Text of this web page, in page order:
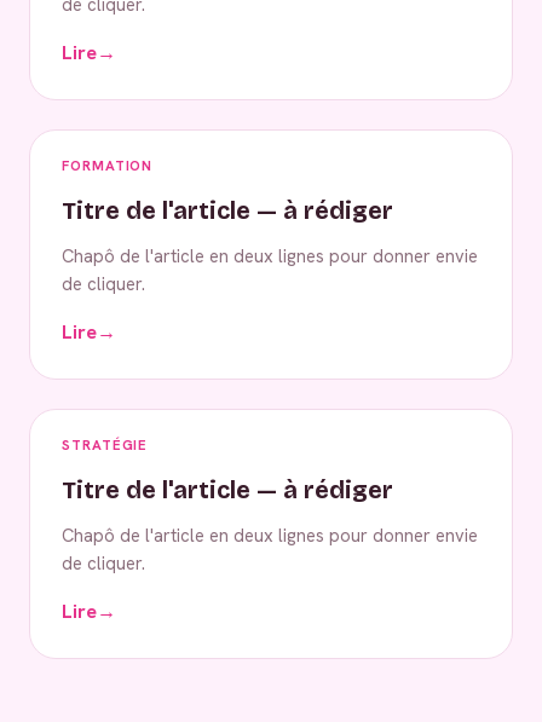
Lire→
FORMATION
Titre de l'article — à rédiger
Chapô de l'article en deux lignes pour donner envie
de cliquer.
Lire→
STRATÉGIE
Titre de l'article — à rédiger
Chapô de l'article en deux lignes pour donner envie
de cliquer.
Lire→